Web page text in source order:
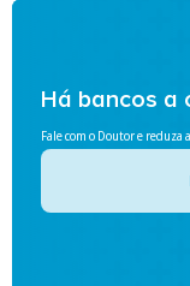
Há bancos a
Fale com o Doutor e reduza